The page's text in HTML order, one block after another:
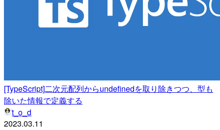
[TypeScript]二次元配列からundefinedを取り除きつつ、型も
除いた情報で定義する
t_o_d
2023.03.11